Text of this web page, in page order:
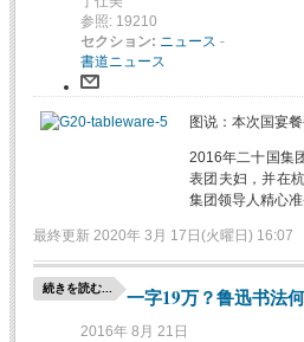
参照: 19210
セクション: ニュース -
書道ニュース
图说：本次国宴
2016年二十国集
表团夫妇，并在
集团领导人精心
最終更新 2020年 3月 17日(火曜日) 16:07
続きを読む... 一字19万？鲁迅书法
2016年 8月 21日